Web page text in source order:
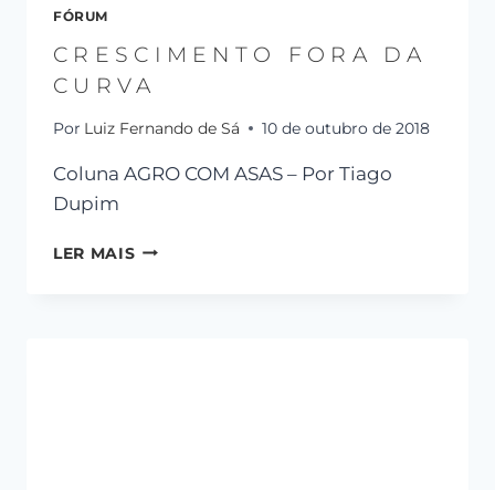
FÓRUM
CRESCIMENTO FORA DA
CURVA
Por Luiz Fernando de Sá 10 de outubro de 2018
Coluna AGRO COM ASAS – Por Tiago
Dupim
LER MAIS